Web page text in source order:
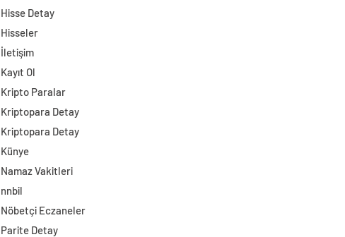
Hisse Detay
Hisseler
İletişim
Kayıt Ol
Kripto Paralar
Kriptopara Detay
Kriptopara Detay
Künye
Namaz Vakitleri
nnbil
Nöbetçi Eczaneler
Parite Detay